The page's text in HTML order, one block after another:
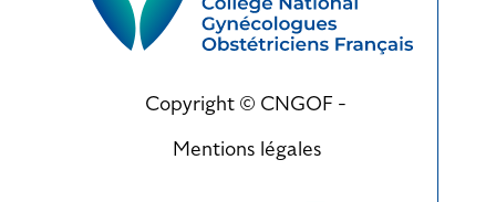
Copyright © CNGOF -
Mentions légales